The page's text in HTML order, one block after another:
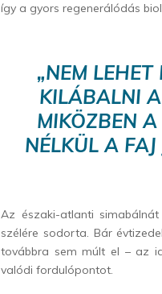
így a gyors regenerálódás
„NEM
KILÁBALNI
MIKÖZBEN
NÉLKÜL A
Az északi-atlanti
szélére sodorta. Bár
továbbra sem múlt el – az
valódi fordulópontot.